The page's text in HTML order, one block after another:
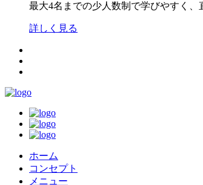
最大4名までの少人数制で学びやすく、
詳しく見る
ホーム
コンセプト
メニュー